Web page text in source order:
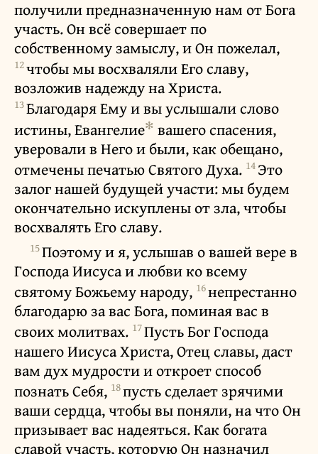
получили предназначенную нам от Бога
участь. Он всё совершает по
собственному замыслу, и Он пожелал,
12чтобы мы восхваляли Его славу,
возложив надежду на Христа.
13Благодаря Ему и вы услышали слово
истины, Евангелие✻ вашего спасения,
уверовали в Него и были, как обещано,
отмечены печатью Святого Духа. 14Это
залог нашей будущей участи: мы будем
окончательно искуплены от зла, чтобы
восхвалять Его славу.
15Поэтому и я, услышав о вашей вере в
Господа Иисуса и любви ко всему
святому Божьему народу, 16непрестанно
благодарю за вас Бога, поминая вас в
своих молитвах. 17Пусть Бог Господа
нашего Иисуса Христа, Отец славы, даст
вам дух мудрости и откроет способ
познать Себя, 18пусть сделает зрячими
ваши сердца, чтобы вы поняли, на что Он
призывает вас надеяться. Как богата
славой участь, которую Он назначил